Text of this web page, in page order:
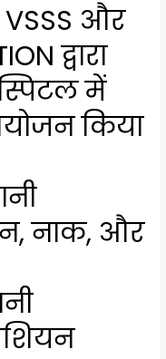
VSSS और
द्वारा
में
किया
नाक, और